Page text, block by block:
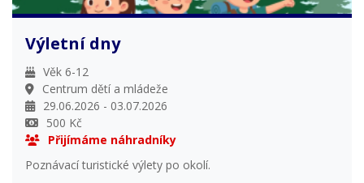
Výletní dny
Věk 6-12
Centrum dětí a mládeže
29.06.2026 - 03.07.2026
500 Kč
Přijímáme náhradníky
Poznávací turistické výlety po okolí.